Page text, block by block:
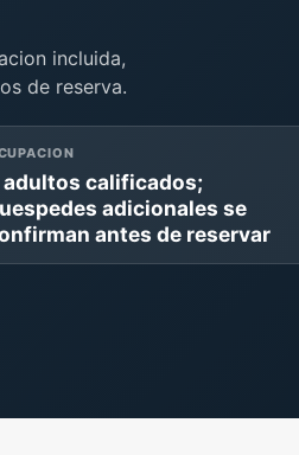
incluida,
de reserva.
adultos calificados;
adicionales se
antes de reservar